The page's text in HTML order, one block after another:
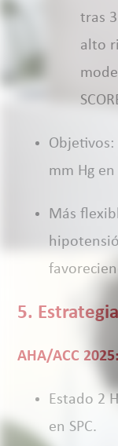
tras
alto
Objetivos:
mm Hg
Más
5.
AHA/ACC 2025:
Estado 2
en SPC.